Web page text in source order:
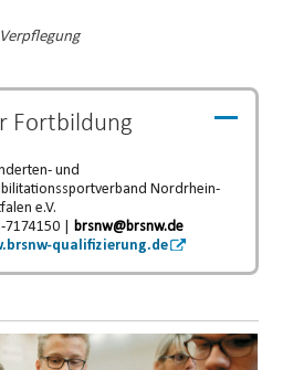
Fortbildung
und
Nordrhein-
e.V.
7174150 |
brsnw@brsnw.de
qualifizierung.de